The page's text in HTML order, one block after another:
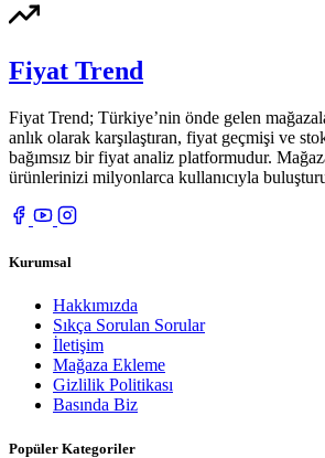
Fiyat Trend
Fiyat Trend; Türkiye’nin önde gelen
anlık olarak karşılaştıran, fiyat geçmişi ve
bağımsız bir fiyat analiz platformudur.
ürünlerinizi milyonlarca kullanıcıyla
Kurumsal
Hakkımızda
Sıkça Sorulan Sorular
İletişim
Mağaza Ekleme
Gizlilik Politikası
Basında Biz
Popüler Kategoriler